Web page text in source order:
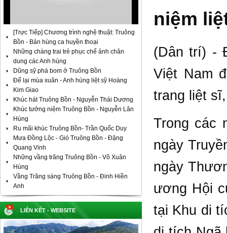
[Trực Tiếp] Chương trình nghệ thuật: Truông
Bồn - Bản hùng ca huyền thoại
Những chàng trai trẻ phục chế ảnh chân
dung các Anh hùng
Dũng sỹ phá bom ở Truông Bồn
Để lại mùa xuân - Anh hùng liệt sỹ Hoàng
Kim Giao
Khúc hát Truông Bồn - Nguyễn Thái Dương
Khúc tưởng niệm Truông Bồn - Nguyễn Lân
Hùng
Ru mãi khúc Truông Bồn- Trần Quốc Duy
Mưa Đồng Lộc - Gió Truông Bồn - Đặng
Quang Vinh
Những vầng trăng Truông Bồn - Võ Xuân
Hùng
Vầng Trăng sáng Truông Bồn - Đinh Hiền
Anh
LIÊN KẾT - WEBSITE
niệm
(Dân trí) -
Việt Nam
trang liệt
Trong các
ngày
ngày
ương Hội
tại Khu di